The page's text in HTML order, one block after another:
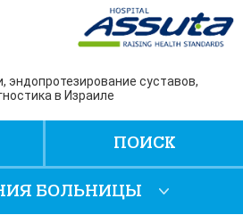
эндопротезирование суставов,
в Израиле
ПОИСК
БОЛЬНИЦЫ